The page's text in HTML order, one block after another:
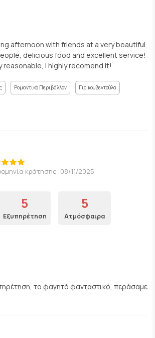
afternoon with friends at a very beautiful
delicious food and excellent service!
reasonable, I highly recomend it!
Ρομαντικό Περιβάλλον Για κουβεντούλα
κράτησης: 08/11/2025
5
Εξυπηρέτηση
5
Ατμόσφαιρα
το φαγητό φανταστικό, περάσαμε